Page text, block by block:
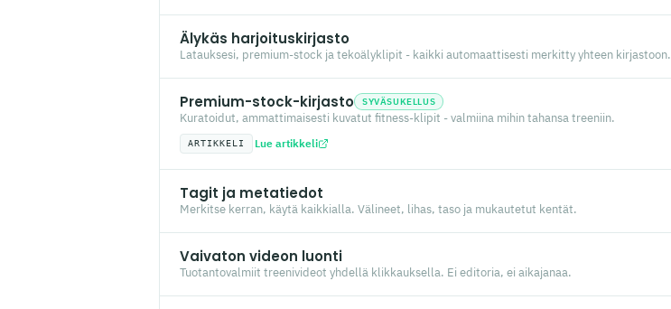
Älykäs harjoituskirjasto
Latauksesi, premium-stock ja tekoälyklipit - kaikki automaattisesti merkitty yhteen kirjastoon.
Premium-stock-kirjasto SYVÄSUKELLUS
Kuratoidut, ammattimaisesti kuvatut fitness-klipit - valmiina mihin tahansa treeniin.
ARTIKKELI Lue artikkeli
Tagit ja metatiedot
Merkitse kerran, käytä kaikkialla. Välineet, lihas, taso ja mukautetut kentät.
Vaivaton videon luonti
Tuotantovalmiit treenivideot yhdellä klikkauksella. Ei editoria, ei aikajanaa.